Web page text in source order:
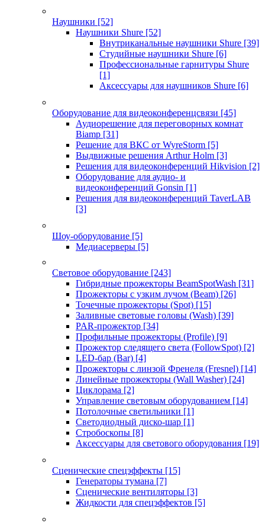
Наушники [52]
Наушники Shure [52]
Внутриканальные наушники Shure [39]
Студийные наушники Shure [6]
Профессиональные гарнитуры Shure
[1]
Аксессуары для наушников Shure [6]
Оборудование для видеоконференцсвязи [45]
Аудиорешение для переговорных комнат
Biamp [31]
Решение для ВКС от WyreStorm [5]
Выдвижные решения Arthur Holm [3]
Решения для видеоконференций Hikvision [2]
Оборудование для аудио- и
видеоконференций Gonsin [1]
Решения для видеоконференций TaverLAB
[3]
Шоу-оборудование [5]
Медиасерверы [5]
Световое оборудование [243]
Гибридные прожекторы BeamSpotWash [31]
Прожекторы с узким лучом (Beam) [26]
Точечные прожекторы (Spot) [15]
Заливные световые головы (Wash) [39]
PAR-прожектор [34]
Профильные прожекторы (Profile) [9]
Прожектор следящего света (FollowSpot) [2]
LED-бар (Bar) [4]
Прожекторы с линзой Френеля (Fresnel) [14]
Линейные прожекторы (Wall Washer) [24]
Циклорама [2]
Управление световым оборудованием [14]
Потолочные светильники [1]
Светодиодный диско-шар [1]
Стробоскопы [8]
Аксессуары для светового оборудования [19]
Сценические спецэффекты [15]
Генераторы тумана [7]
Сценические вентиляторы [3]
Жидкости для спецэффектов [5]